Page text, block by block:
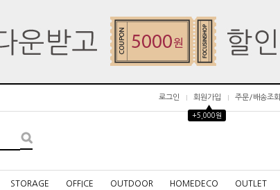
로그인 회원가입
▲
+5,000원
주문/배송조회
STORAGE OFFICE OUTDOOR HOMEDECO OUTLET